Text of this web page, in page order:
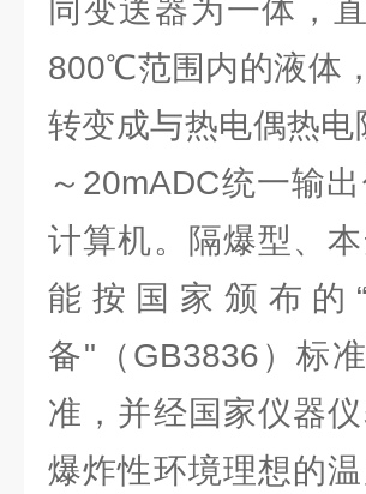
同变送器为一体，
800℃范围内的液体
转变成与热电偶热
～20mADC统一输
计算机。隔爆型、
能按国家颁布的
备"（GB3836）标
准，并经国家仪器
爆炸性环境理想的